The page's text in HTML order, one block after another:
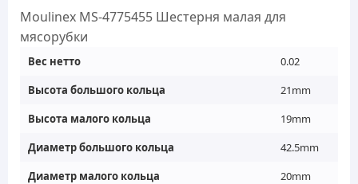
Moulinex MS-4775455 Шестерня малая для
мясорубки
Вес нетто
0.02
Высота большого кольца
21mm
Высота малого кольца
19mm
Диаметр большого кольца
42.5mm
Диаметр малого кольца
20mm